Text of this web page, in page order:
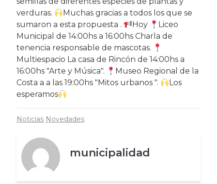
verduras.
Muchas gracias a todos los que se
sumaron a esta propuesta .
Hoy
Liceo
Municipal de 14:00hs a 16:00hs Charla de
tenencia responsable de mascotas.
Multiespacio La casa de Rincón de 14:00hs a
16:00hs "Arte y Música".
Museo Regional de la
Costa a a las 19:00hs "Mitos urbanos ".
Los
esperamos
Noticias Novedades
municipalidad